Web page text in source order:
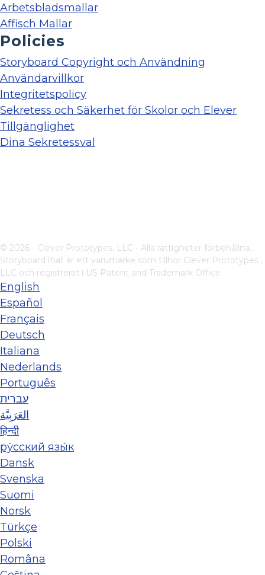
Arbetsbladsmallar
Affisch Mallar
Policies
Storyboard Copyright och Användning
Användarvillkor
Integritetspolicy
Sekretess och Säkerhet för Skolor och Elever
Tillgänglighet
Dina Sekretessval
© 2026 - Clever Prototypes, LLC - Alla rättigheter förbehållna.
StoryboardThat är ett varumärke som tillhör Clever Prototypes ,
LLC och registrerat i US Patent and Trademark Office
English
Español
Français
Deutsch
Italiana
Nederlands
Português
עברית
العَرَبِيَّة
हिन्दी
ру́сский язы́к
Dansk
Svenska
Suomi
Norsk
Türkçe
Polski
Româna